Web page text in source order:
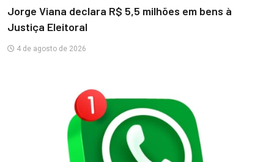
Jorge Viana declara R$ 5,5 milhões em bens à
Justiça Eleitoral
4 de agosto de 2026